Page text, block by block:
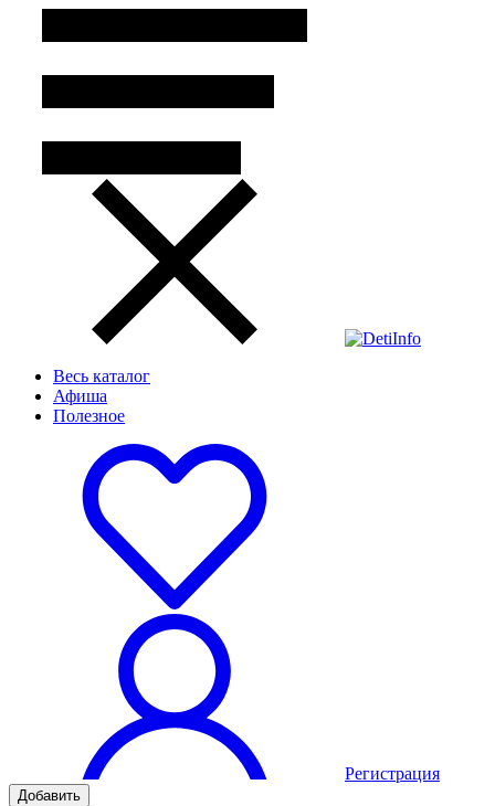
Весь каталог
Афиша
Полезное
Регистрация
Добавить